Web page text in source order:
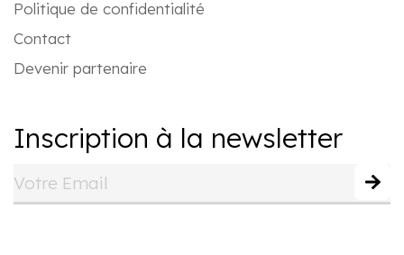
Politique de confidentialité
Contact
Devenir partenaire
Inscription à la newsletter